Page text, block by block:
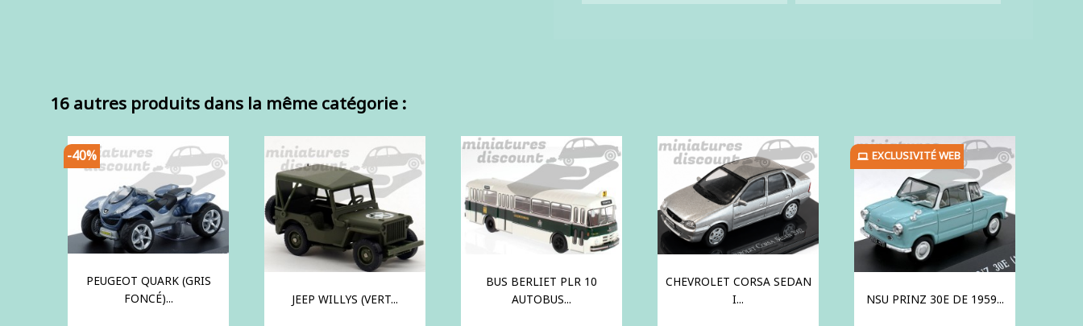
16 autres produits dans la même catégorie :
PEUGEOT QUARK (GRIS
FONCÉ)...
-40%
JEEP WILLYS (VERT...
BUS BERLIET PLR 10
AUTOBUS...
CHEVROLET CORSA SEDAN
I...
NSU PRINZ 30E DE 1959...
EXCLUSIVITÉ WEB